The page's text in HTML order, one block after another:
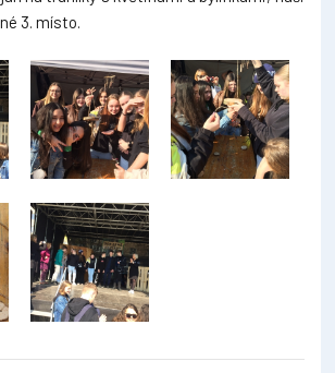
3. místo.